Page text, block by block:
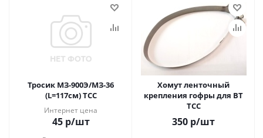
Тросик МЗ-900Э/МЗ-36
(L=117см) ТСС
Интернет цена
45р/шт
Хомут ленточный
крепления гофры для ВТ
ТСС
350 р/шт